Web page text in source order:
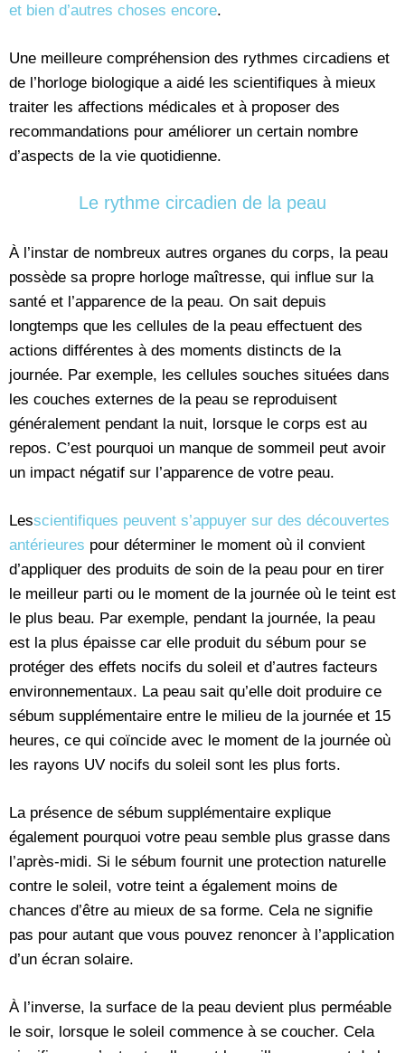
et bien d’autres choses encore.
Une meilleure compréhension des rythmes circadiens et
de l’horloge biologique a aidé les scientifiques à mieux
traiter les affections médicales et à proposer des
recommandations pour améliorer un certain nombre
d’aspects de la vie quotidienne.
Le rythme circadien de la peau
À l’instar de nombreux autres organes du corps, la peau
possède sa propre horloge maîtresse, qui influe sur la
santé et l’apparence de la peau. On sait depuis
longtemps que les cellules de la peau effectuent des
actions différentes à des moments distincts de la
journée. Par exemple, les cellules souches situées dans
les couches externes de la peau se reproduisent
généralement pendant la nuit, lorsque le corps est au
repos. C’est pourquoi un manque de sommeil peut avoir
un impact négatif sur l’apparence de votre peau.
Lesscientifiques peuvent s’appuyer sur des découvertes
antérieures pour déterminer le moment où il convient
d’appliquer des produits de soin de la peau pour en tirer
le meilleur parti ou le moment de la journée où le teint est
le plus beau. Par exemple, pendant la journée, la peau
est la plus épaisse car elle produit du sébum pour se
protéger des effets nocifs du soleil et d’autres facteurs
environnementaux. La peau sait qu’elle doit produire ce
sébum supplémentaire entre le milieu de la journée et 15
heures, ce qui coïncide avec le moment de la journée où
les rayons UV nocifs du soleil sont les plus forts.
La présence de sébum supplémentaire explique
également pourquoi votre peau semble plus grasse dans
l’après-midi. Si le sébum fournit une protection naturelle
contre le soleil, votre teint a également moins de
chances d’être au mieux de sa forme. Cela ne signifie
pas pour autant que vous pouvez renoncer à l’application
d’un écran solaire.
À l’inverse, la surface de la peau devient plus perméable
le soir, lorsque le soleil commence à se coucher. Cela